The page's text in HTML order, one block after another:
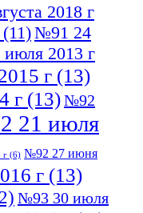
2018 г
(11)№91 24
2013 г
г (13)
г (13)№92
21 июля
г (6) №92 27 июня
г (13)
№93 30 июля